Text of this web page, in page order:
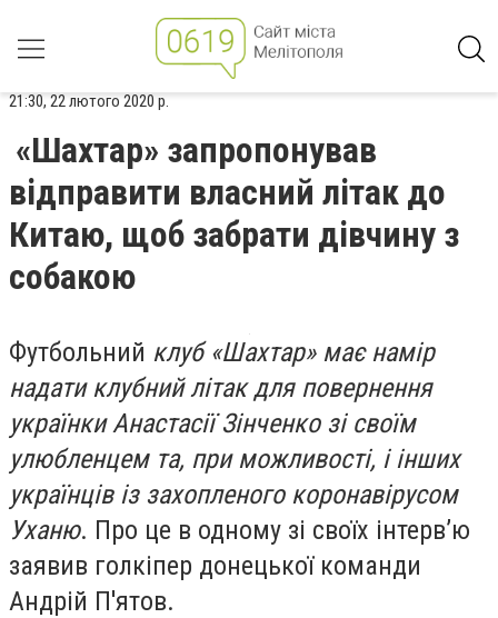
21:30, 22 лютого 2020 р.
«Шахтар» запропонував
відправити власний літак до
Китаю, щоб забрати дівчину з
собакою
Футбольний клуб «Шахтар» має намір
надати клубний літак для повернення
українки Анастасії Зінченко зі своїм
улюбленцем та, при можливості, і інших
українців із захопленого коронавірусом
Уханю. Про це в одному зі своїх інтерв’ю
заявив голкіпер донецької команди
Андрій П'ятов.